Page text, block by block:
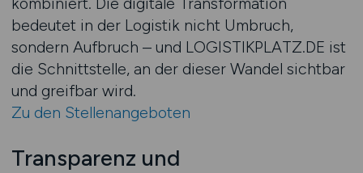
bedeutet in der Logistik nicht Umbruch,
sondern Aufbruch – und LOGISTIKPLATZ.DE ist
die Schnittstelle, an der dieser Wandel sichtbar
und greifbar wird.
Zu den Stellenangeboten
Transparenz und